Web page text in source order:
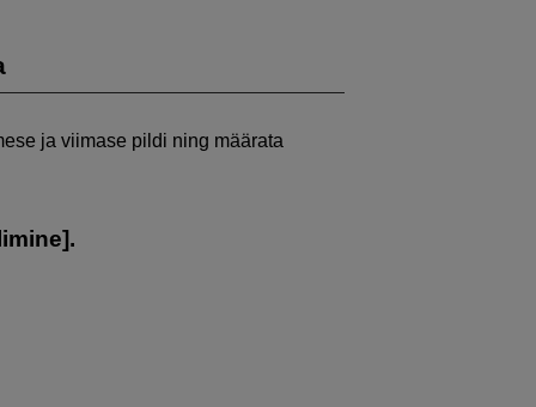
ja viimase pildi ning määrata
].